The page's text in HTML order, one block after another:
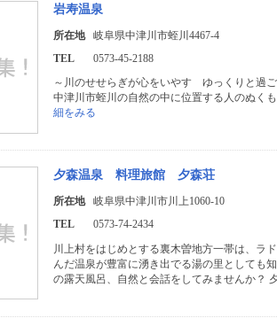
岩寿温泉
所在地
岐阜県中津川市蛭川4467-4
TEL
0573-45-2188
～川のせせらぎが心をいやす ゆっくりと過
中津川市蛭川の自然の中に位置する人のぬく
細をみる
夕森温泉 料理旅館 夕森荘
所在地
岐阜県中津川市川上1060-10
TEL
0573-74-2434
川上村をはじめとする裏木曽地方一帯は、ラ
んだ温泉が豊富に湧き出でる湯の里としても
の露天風呂、自然と会話をしてみませんか？